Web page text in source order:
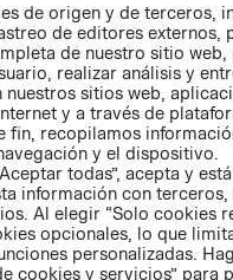
de origen y de terceros,
de editores externos,
de nuestro sitio web,
realizar análisis y
nuestros sitios web,
y a través de
fin, recopilamos
y el dispositivo.
todas”, acepta y
información con
Al elegir “Solo cookies
opcionales, lo que
personalizadas.
cookies y servicios” para